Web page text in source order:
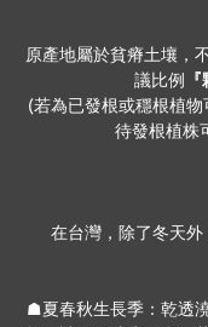
原產地屬於貧瘠土壤，
議比例
(若為已發根或穩根植物
待發根植株
在台灣，除了冬天外
☗夏春秋生長季：乾透